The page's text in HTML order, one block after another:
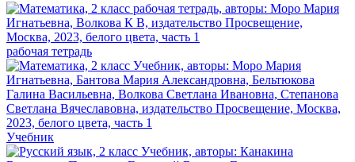
рабочая тетрадь
Учебник